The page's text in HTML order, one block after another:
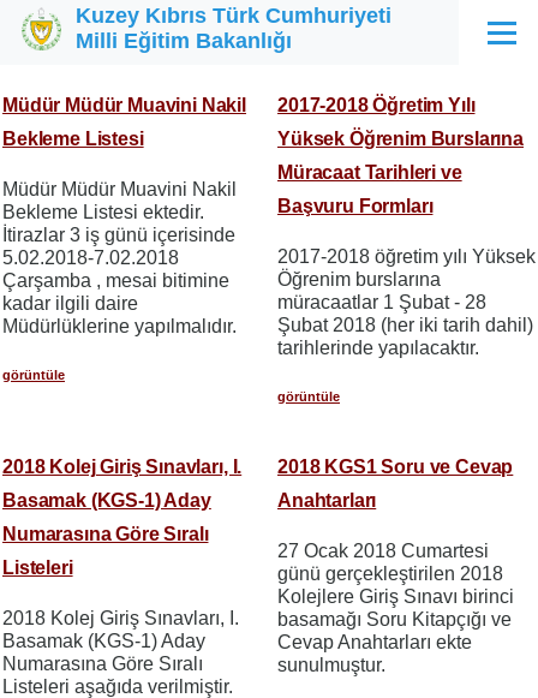
Ana içeriğe atla
Kuzey Kıbrıs Türk Cumhuriyeti
Milli Eğitim Bakanlığı
Menü
Müdür Müdür Muavini Nakil
Bekleme Listesi
Müdür Müdür Muavini Nakil
Bekleme Listesi ektedir.
İtirazlar 3 iş günü içerisinde
5.02.2018-7.02.2018
Çarşamba , mesai bitimine
kadar ilgili daire
Müdürlüklerine yapılmalıdır.
görüntüle
2017-2018 Öğretim Yılı
Yüksek Öğrenim Burslarına
Müracaat Tarihleri ve
Başvuru Formları
2017-2018 öğretim yılı Yüksek
Öğrenim burslarına
müracaatlar 1 Şubat - 28
Şubat 2018 (her iki tarih dahil)
tarihlerinde yapılacaktır.
görüntüle
2018 Kolej Giriş Sınavları, I.
Basamak (KGS-1) Aday
Numarasına Göre Sıralı
Listeleri
2018 Kolej Giriş Sınavları, I.
Basamak (KGS-1) Aday
Numarasına Göre Sıralı
Listeleri aşağıda verilmiştir.
2018 KGS1 Soru ve Cevap
Anahtarları
27 Ocak 2018 Cumartesi
günü gerçekleştirilen 2018
Kolejlere Giriş Sınavı birinci
basamağı Soru Kitapçığı ve
Cevap Anahtarları ekte
sunulmuştur.